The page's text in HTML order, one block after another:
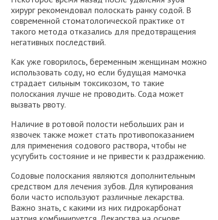
хирург рекомендовал полоскать ранку содой. В
современной стоматологической практике от
такого метода отказались для предотвращения
негативных последствий.
Как уже говорилось, беременным женщинам можно
использовать соду, но если будущая мамочка
страдает сильным токсикозом, то такие
полоскания лучше не проводить. Сода может
вызвать рвоту.
Наличие в ротовой полости небольших ран и
язвочек также может стать противопоказанием
для применения содового раствора, чтобы не
усугубить состояние и не привести к раздражению.
Содовые полоскания являются дополнительным
средством для лечения зубов. Для купирования
боли часто используют различные лекарства.
Важно знать, с какими из них гидрокарбонат